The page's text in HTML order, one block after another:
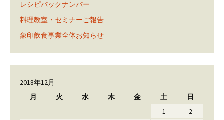
レシピバックナンバー
料理教室・セミナーご報告
象印飲食事業全体お知らせ
2018年12月
月
火 水 木 金 土
日
1
2